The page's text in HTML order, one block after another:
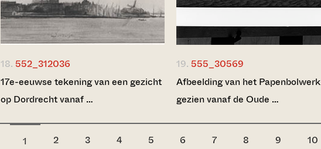
18. 552_312036
17e-eeuwse tekening van een gezicht
op Dordrecht vanaf …
19. 555_30569
Afbeelding van het Papenbolwerk
gezien vanaf de Oude …
1 2 3 4 5 6 7 8 9 10